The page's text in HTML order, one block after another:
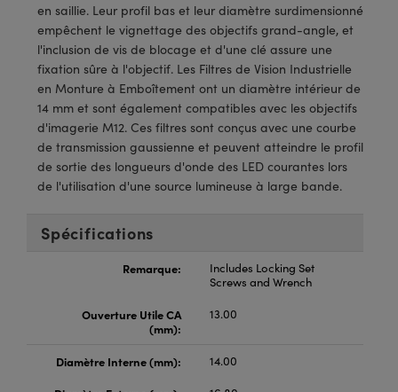
ou Coupleurs
de Poche ou à Mesure Directe
: Microscopie
: Caméras
Labs™en saillie. Leur profil bas et leur diamètre surdimensionné
empêchent le vignettage des objectifs grand-angle, et
l'inclusion de vis de blocage et d'une clé assure une
fixation sûre à l'objectif. Les Filtres de Vision Industrielle
en Monture à Emboîtement ont un diamètre intérieur de
14 mm et sont également compatibles avec les objectifs
d'imagerie M12. Ces filtres sont conçus avec une courbe
de transmission gaussienne et peuvent atteindre le profil
de sortie des longueurs d'onde des LED courantes lors
de l'utilisation d'une source lumineuse à large bande.
Spécifications
Remarque:
Includes Locking Set
Screws and Wrench
Ouverture Utile CA
(mm):
13.00
Diamètre Interne (mm):
14.00